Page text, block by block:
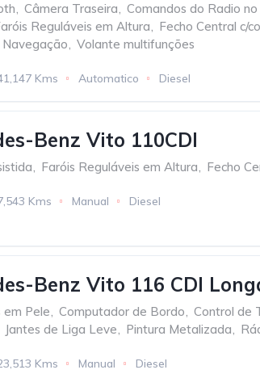
, Câmera Traseira, Comandos do Radio
Reguláveis em Altura, Fecho Central c/
, Volante multifunções
Kms Automatico Diesel
Benz Vito 110CDI
, Faróis Reguláveis em Altura, Fecho
Kms Manual Diesel
Benz Vito 116 CDI
em Pele Computador de Bordo Control de
Jantes de Liga Leve Pintura Metalizada
Kms Manual Diesel